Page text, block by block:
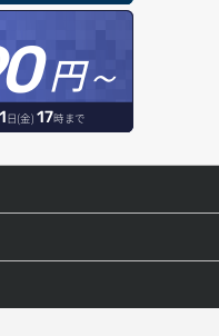
円～
日(金) 17時まで